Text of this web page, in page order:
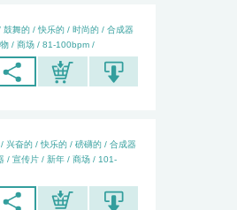
鼓舞的 / 快乐的 / 时尚的 / 合成器
/ 商场 / 81-100bpm /
兴奋的 / 快乐的 / 磅礴的 / 合成器
/ 宣传片 / 新年 / 商场 / 101-